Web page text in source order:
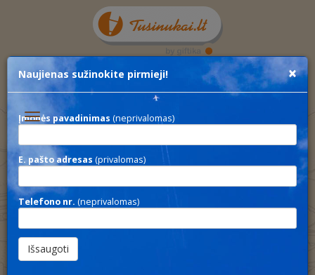
Toggle
4PACK
Aprašymas
kartono dėžutėje
Medžiaga
×
Naujienas sužinokite pirmieji!
Įmonės pavadinimas (neprivalomas)
E. pašto adresas (privalomas)
Telefono nr. (neprivalomas)